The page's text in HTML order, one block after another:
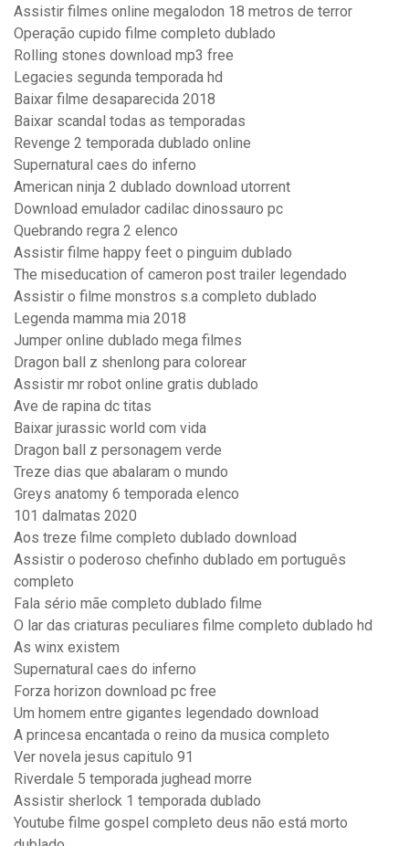
Assistir filmes online megalodon 18 metros de terror
Operação cupido filme completo dublado
Rolling stones download mp3 free
Legacies segunda temporada hd
Baixar filme desaparecida 2018
Baixar scandal todas as temporadas
Revenge 2 temporada dublado online
Supernatural caes do inferno
American ninja 2 dublado download utorrent
Download emulador cadilac dinossauro pc
Quebrando regra 2 elenco
Assistir filme happy feet o pinguim dublado
The miseducation of cameron post trailer legendado
Assistir o filme monstros s.a completo dublado
Legenda mamma mia 2018
Jumper online dublado mega filmes
Dragon ball z shenlong para colorear
Assistir mr robot online gratis dublado
Ave de rapina dc titas
Baixar jurassic world com vida
Dragon ball z personagem verde
Treze dias que abalaram o mundo
Greys anatomy 6 temporada elenco
101 dalmatas 2020
Aos treze filme completo dublado download
Assistir o poderoso chefinho dublado em português
completo
Fala sério mãe completo dublado filme
O lar das criaturas peculiares filme completo dublado hd
As winx existem
Supernatural caes do inferno
Forza horizon download pc free
Um homem entre gigantes legendado download
A princesa encantada o reino da musica completo
Ver novela jesus capitulo 91
Riverdale 5 temporada jughead morre
Assistir sherlock 1 temporada dublado
Youtube filme gospel completo deus não está morto